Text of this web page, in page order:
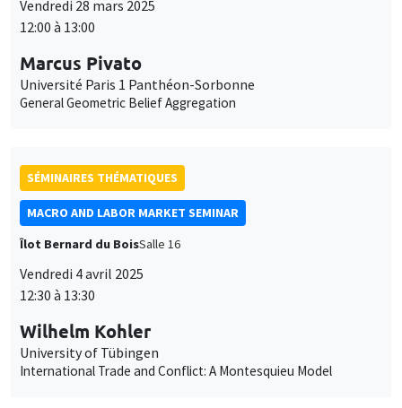
Vendredi 28 mars 2025
12:00 à 13:00
Marcus Pivato
Université Paris 1 Panthéon-Sorbonne
General Geometric Belief Aggregation
SÉMINAIRES THÉMATIQUES
MACRO AND LABOR MARKET SEMINAR
Îlot Bernard du BoisSalle 16
Vendredi 4 avril 2025
12:30 à 13:30
Wilhelm Kohler
University of Tübingen
International Trade and Conflict: A Montesquieu Model
Utilisation
des
données
personnelles
Ce site utilise des cookies et des services tiers pour garantir son bon
fonctionnement, analyser la fréquentation du site et proposer des
contenus multimédias. Vous êtes libre d’accepter, de refuser ou de
personnaliser l’utilisation de ces services. Votre choix pourra être
modifié à tout moment depuis le lien « Gestion des cookies »
accessible en bas de page. Pour en savoir plus, consultez notre
politique de confidentialité